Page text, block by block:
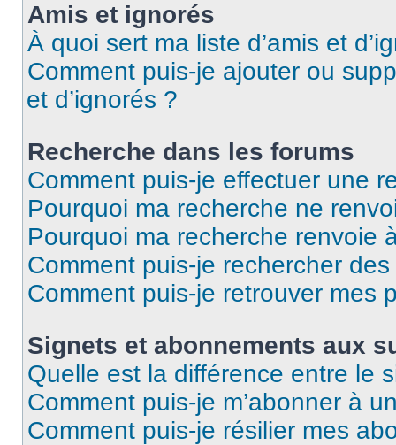
Amis et ignorés
À quoi sert ma liste d’amis et
Comment puis-je ajouter ou
et d’ignorés ?
Recherche dans les forums
Comment puis-je effectuer une
Pourquoi ma recherche ne
Pourquoi ma recherche renvoie
Comment puis-je rechercher
Comment puis-je retrouver mes
Signets et abonnements aux
Quelle est la différence entre le
Comment puis-je m’abonner à
Comment puis-je résilier mes